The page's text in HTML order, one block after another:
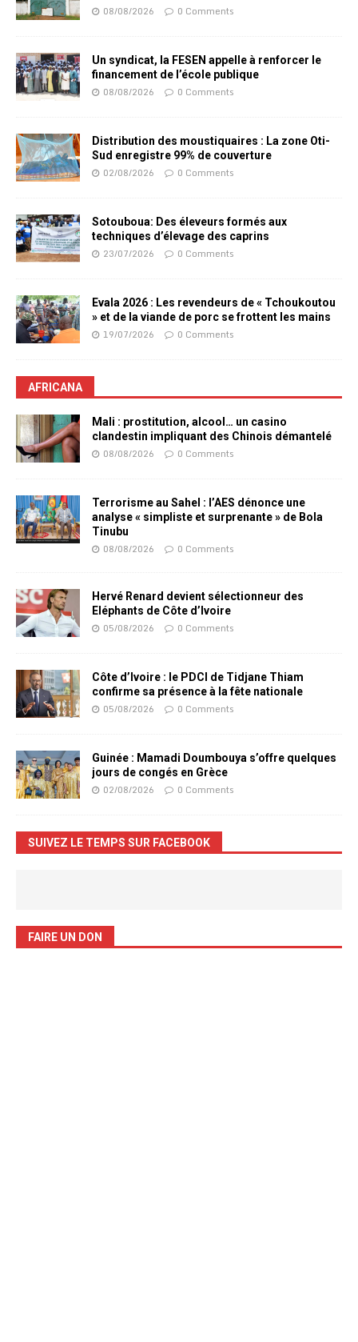
08/08/2026 0 Comments
Un syndicat, la FESEN appelle à renforcer le
financement de l’école publique
08/08/2026 0 Comments
Distribution des moustiquaires : La zone Oti-
Sud enregistre 99% de couverture
02/08/2026 0 Comments
Sotouboua: Des éleveurs formés aux
techniques d’élevage des caprins
23/07/2026 0 Comments
Evala 2026 : Les revendeurs de « Tchoukoutou
» et de la viande de porc se frottent les mains
19/07/2026 0 Comments
AFRICANA
Mali : prostitution, alcool… un casino
clandestin impliquant des Chinois démantelé
08/08/2026 0 Comments
Terrorisme au Sahel : l’AES dénonce une
analyse « simpliste et surprenante » de Bola
Tinubu
08/08/2026 0 Comments
Hervé Renard devient sélectionneur des
Eléphants de Côte d’Ivoire
05/08/2026 0 Comments
Côte d’Ivoire : le PDCI de Tidjane Thiam
confirme sa présence à la fête nationale
05/08/2026 0 Comments
Guinée : Mamadi Doumbouya s’offre quelques
jours de congés en Grèce
02/08/2026 0 Comments
SUIVEZ LE TEMPS SUR FACEBOOK
FAIRE UN DON